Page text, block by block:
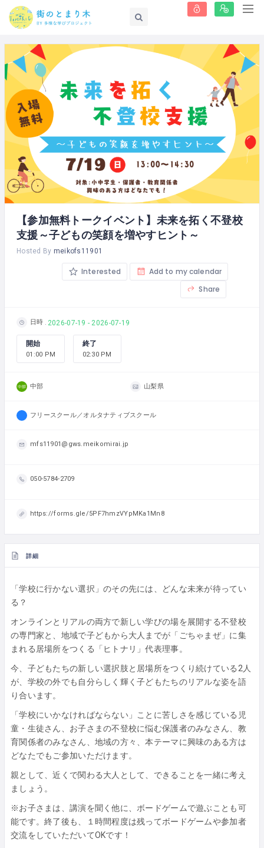
【参加無料トークイベント】未来を拓く不登校
支援～子どもの笑顔を増やすヒント～
Hosted By meikofs11901
Interested
Add to my calendar
Share
日時 2026-07-19 - 2026-07-19
開始
01:00 PM
終了
02:30 PM
中部 山梨県
フリースクール／オルタナティブスクール
mfs11901@gws.meikomirai.jp
050-5784-2709
https://forms.gle/5PF7hmzVYpMKa1Mn8
詳細
「学校に行かない選択」のその先には、どんな未来が待ってい
る？
オンラインとリアルの両方で新しい学びの場を展開する不登校
の専門家と、地域で子どもから大人までが「ごちゃまぜ」に集
まれる居場所をつくる「ヒトナリ」代表理事。
今、子どもたちの新しい選択肢と居場所をつくり続けている2人
が、学校の外でも自分らしく輝く子どもたちのリアルな姿を語
り合います。
「学校にいかなければならない」ことに苦しさを感じている児
童・生徒さん、お子さまの不登校に悩む保護者のみなさん、教
育関係者のみなさん、地域の方々、本テーマに興味のある方は
どなたでもご参加いただけます。
親として、近くで関わる大人として、できることを一緒に考え
ましょう。
※お子さまは、講演を聞く他に、ボードゲームで遊ぶことも可
能です。終了後も、１時間程度は残ってボードゲームや参加者
交流をしていただいてOKです！